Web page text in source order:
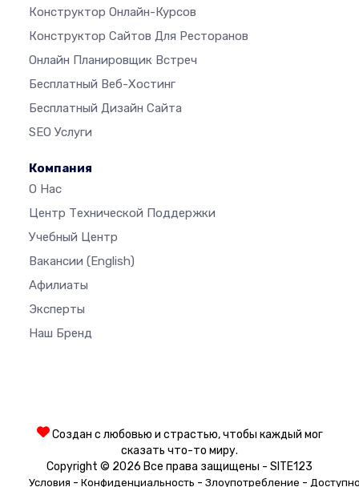
Конструктор Онлайн-Курсов
Конструктор Сайтов Для Ресторанов
Онлайн Планировщик Встреч
Бесплатный Веб-Хостинг
Бесплатный Дизайн Сайта
SEO Услуги
Компания
О Нас
Центр Технической Поддержки
Учебный Центр
Вакансии (English)
Афилиаты
Эксперты
Наш Бренд
Создан с любовью и страстью, чтобы каждый мог
сказать что-то миру.
Copyright © 2026 Все права защищены - SITE123
Условия - Конфиденциальность - Злоупотребление -